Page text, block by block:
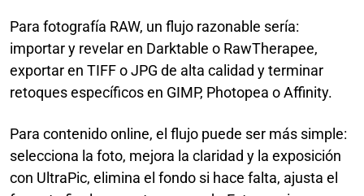
Para fotografía RAW, un flujo razonable sería:
importar y revelar en Darktable o RawTherapee,
exportar en TIFF o JPG de alta calidad y terminar
retoques específicos en GIMP, Photopea o Affinity.
Para contenido online, el flujo puede ser más simple:
selecciona la foto, mejora la claridad y la exposición
con UltraPic, elimina el fondo si hace falta, ajusta el